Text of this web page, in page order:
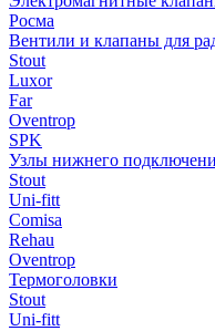
Росма
Вентили и клапаны для
Stout
Luxor
Far
Oventrop
SPK
Узлы нижнего
Stout
Uni-fitt
Comisa
Rehau
Oventrop
Термоголовки
Stout
Uni-fitt